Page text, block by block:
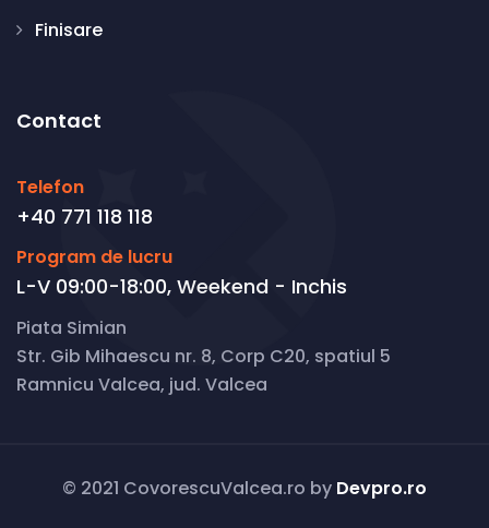
Finisare
Contact
Telefon
+40 771 118 118
Program de lucru
L-V 09:00-18:00, Weekend - Inchis
Piata Simian
Str. Gib Mihaescu nr. 8, Corp C20, spatiul 5
Ramnicu Valcea, jud. Valcea
© 2021 CovorescuValcea.ro by Devpro.ro